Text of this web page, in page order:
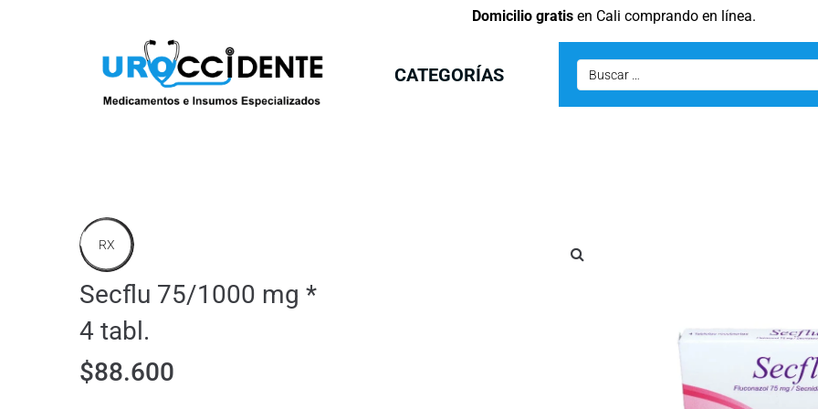
Domicilio gratisen Cali comprando en línea.
CATEGORÍAS
RX
Secflu 75/1000 mg *
4 tabl.
$88.600